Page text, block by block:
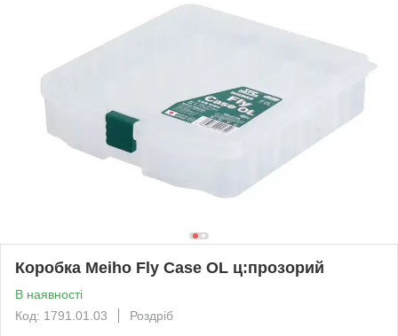
Коробка Meiho Fly Case OL ц:прозорий
В наявності
Код: 1791.01.03
Роздріб